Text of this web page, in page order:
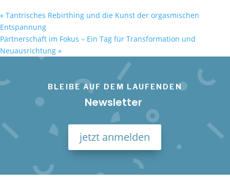
« Tantrisches Rebirthing und die Kunst der orgasmischen
Entspannung
Partnerschaft im Fokus – Ein Tag für Transformation und
Neuausrichtung »
BLEIBE AUF DEM LAUFENDEN
Newsletter
jetzt anmelden